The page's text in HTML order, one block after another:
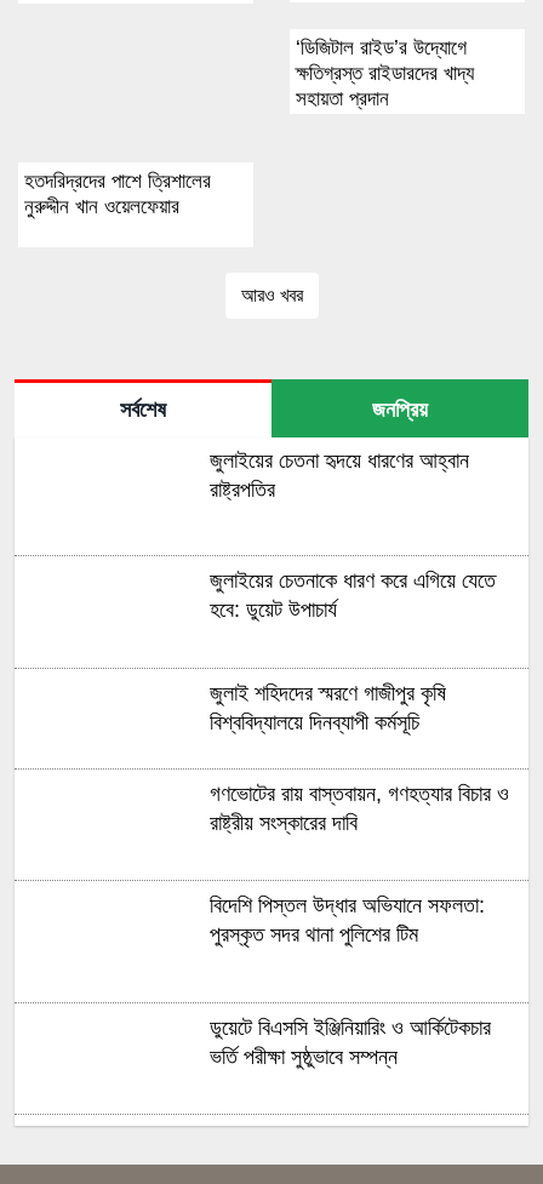
হতদরিদ্রদের পাশে ত্রিশালের
নুরুদ্দীন খান ওয়েলফেয়ার
‘ডিজিটাল রাইড’র উদ্যোগে
ক্ষতিগ্রস্ত রাইডারদের খাদ্য
সহায়তা প্রদান
আরও খবর
সর্বশেষ জনপ্রিয়
জুলাইয়ের চেতনা হৃদয়ে ধারণের আহ্বান
রাষ্ট্রপতির
জুলাইয়ের চেতনাকে ধারণ করে এগিয়ে যেতে
হবে: ডুয়েট উপাচার্য
জুলাই শহিদদের স্মরণে গাজীপুর কৃষি
বিশ্ববিদ্যালয়ে দিনব্যাপী কর্মসূচি
গণভোটের রায় বাস্তবায়ন, গণহত্যার বিচার ও
রাষ্ট্রীয় সংস্কারের দাবি
বিদেশি পিস্তল উদ্ধার অভিযানে সফলতা:
পুরস্কৃত সদর থানা পুলিশের টিম
ডুয়েটে বিএসসি ইঞ্জিনিয়ারিং ও আর্কিটেকচার
ভর্তি পরীক্ষা সুষ্ঠুভাবে সম্পন্ন
বাংলাদেশের সচেতনতামূলক কর্মসূচি